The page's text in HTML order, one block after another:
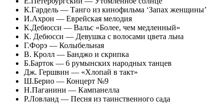
К.Гардель — Танго из кинофильма ‘Запах женщины’
И.Ахрон — Еврейская мелодия
К.Дебюсси — Вальс «Более, чем медленный»
К. Дебюсси — Девушка с волосами цвета льна
Г.Форэ — Колыбельная
В. Кролл — Банджо и скрипка
Б.Барток — 6 румынских народных танцев
Дж. Гершвин — «Хлопай в такт»
Ш.Берио — Концерт №9
Н.Паганини — Кампанелла
Р.Ловланд — Песня из таинственного сада